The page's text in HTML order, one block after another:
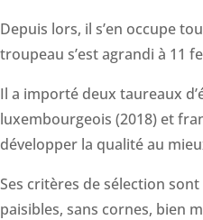
Depuis lors, il s’en occupe
troupeau s’est agrandi à 11
Il a importé deux taureaux
luxembourgeois (2018) et
développer la qualité au
Ses critères de sélection
paisibles, sans cornes, bien